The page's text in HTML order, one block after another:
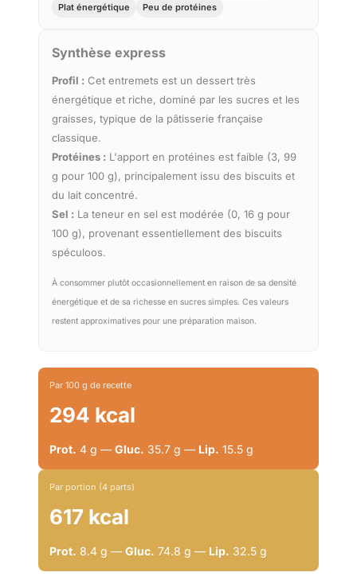
Plat énergétique
Peu de protéines
Synthèse express
Profil : Cet entremets est un dessert très
énergétique et riche, dominé par les sucres et les
graisses, typique de la pâtisserie française
classique.
Protéines : L'apport en protéines est faible (3, 99
g pour 100 g), principalement issu des biscuits et
du lait concentré.
Sel : La teneur en sel est modérée (0, 16 g pour
100 g), provenant essentiellement des biscuits
spéculoos.
À consommer plutôt occasionnellement en raison de sa densité
énergétique et de sa richesse en sucres simples. Ces valeurs
restent approximatives pour une préparation maison.
Par 100 g de recette
294 kcal
Prot. 4 g — Gluc. 35.7 g — Lip. 15.5 g
Par portion (4 parts)
617 kcal
Prot. 8.4 g — Gluc. 74.8 g — Lip. 32.5 g